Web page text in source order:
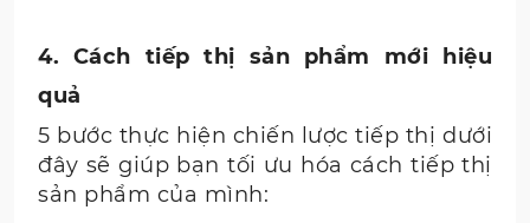
4. Cách tiếp thị sản phẩm mới hiệu
quả
5 bước thực hiện chiến lược tiếp thị dưới
đây sẽ giúp bạn tối ưu hóa cách tiếp thị
sản phẩm của mình: